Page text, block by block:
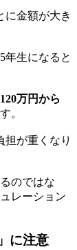
に金額が大き
年生になると
万円から
。
担が重くなり
のではな
レーション
に注意